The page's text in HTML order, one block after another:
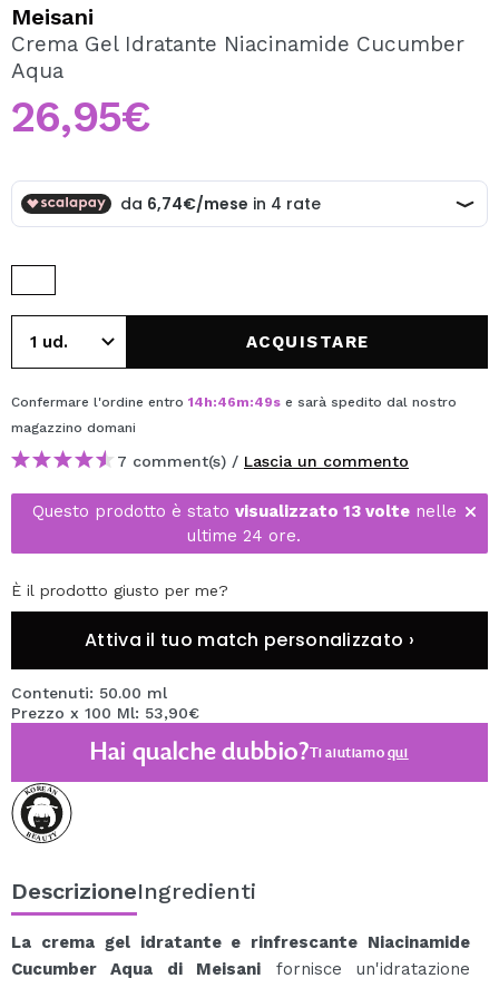
Creando un account su Maquibeauty.it potrai fare i tuoi
acquisti velocemente, controllare lo stato dei tuoi ordini e
Meisani
Crema Gel Idratante Niacinamide Cucumber
Aqua
26,95€
ACQUISTARE
Confermare l'ordine entro 14h:46m:49s e sarà spedito dal nostro
magazzino domani
7 comment(s) / Lascia un commento
Questo prodotto è stato visualizzato 13 voltenelle
ultime 24 ore.
È il prodotto giusto per me?
Attiva il tuo match personalizzato ›
Contenuti: 50.00 ml
Prezzo x 100 Ml: 53,90€
Hai qualche dubbio?Ti aiutiamoqui
DescrizioneIngredienti
La crema gel idratante e rinfrescante Niacinamide
Cucumber Aqua di Meisani fornisce un'idratazione